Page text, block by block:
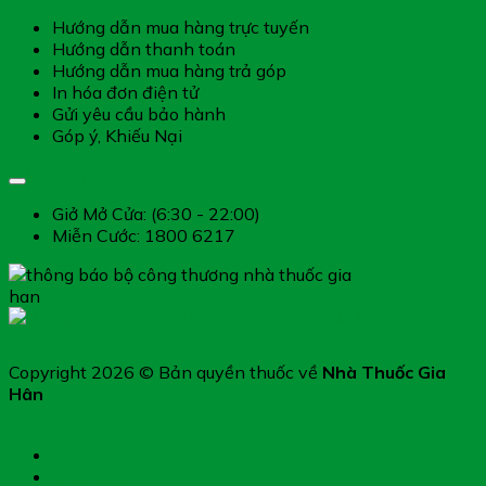
Hướng dẫn mua hàng trực tuyến
Hướng dẫn thanh toán
Hướng dẫn mua hàng trả góp
In hóa đơn điện tử
Gửi yêu cầu bảo hành
Góp ý, Khiếu Nại
Giở Mở Cửa: (6:30 - 22:00)
Miễn Cước: 1800 6217
Copyright 2026 © Bản quyền thuốc về Nhà Thuốc Gia
Hân